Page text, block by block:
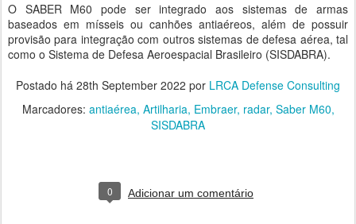
O SABER M60 pode ser integrado aos sistemas de armas
baseados em mísseis ou canhões antiaéreos, além de possuir
provisão para integração com outros sistemas de defesa aérea, tal
como o Sistema de Defesa Aeroespacial Brasileiro (SISDABRA).
Postado há 28th September 2022 por LRCA Defense Consulting
Marcadores: antiaérea Artilharia Embraer radar Saber M60
SISDABRA
0 Adicionar um comentário